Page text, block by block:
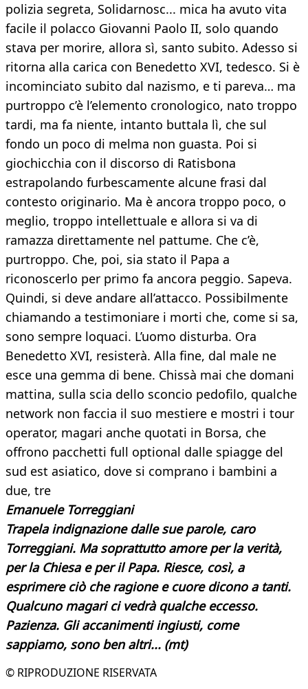
polizia segreta, Solidarnosc... mica ha avuto vita
facile il polacco Giovanni Paolo II, solo quando
stava per morire, allora sì, santo subito. Adesso si
ritorna alla carica con Benedetto XVI, tedesco. Si è
incominciato subito dal nazismo, e ti pareva… ma
purtroppo c’è l’elemento cronologico, nato troppo
tardi, ma fa niente, intanto buttala lì, che sul
fondo un poco di melma non guasta. Poi si
giochicchia con il discorso di Ratisbona
estrapolando furbescamente alcune frasi dal
contesto originario. Ma è ancora troppo poco, o
meglio, troppo intellettuale e allora si va di
ramazza direttamente nel pattume. Che c’è,
purtroppo. Che, poi, sia stato il Papa a
riconoscerlo per primo fa ancora peggio. Sapeva.
Quindi, si deve andare all’attacco. Possibilmente
chiamando a testimoniare i morti che, come si sa,
sono sempre loquaci. L’uomo disturba. Ora
Benedetto XVI, resisterà. Alla fine, dal male ne
esce una gemma di bene. Chissà mai che domani
mattina, sulla scia dello sconcio pedofilo, qualche
network non faccia il suo mestiere e mostri i tour
operator, magari anche quotati in Borsa, che
offrono pacchetti full optional dalle spiagge del
sud est asiatico, dove si comprano i bambini a
due, tre
Emanuele Torreggiani
Trapela indignazione dalle sue parole, caro
Torreggiani. Ma soprattutto amore per la verità,
per la Chiesa e per il Papa. Riesce, così, a
esprimere ciò che ragione e cuore dicono a tanti.
Qualcuno magari ci vedrà qualche eccesso.
Pazienza. Gli accanimenti ingiusti, come
sappiamo, sono ben altri... (mt)
© RIPRODUZIONE RISERVATA